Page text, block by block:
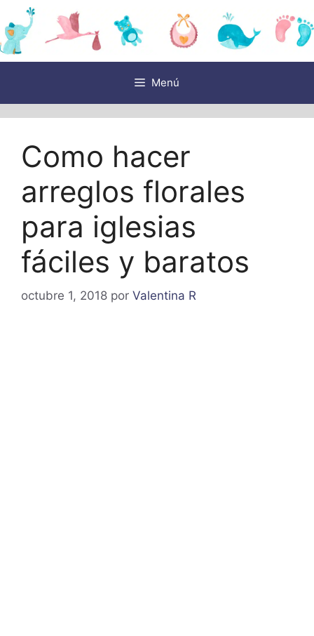
Saltar
al
contenido
Menú
Como hacer
arreglos florales
para iglesias
fáciles y baratos
octubre 1, 2018 por Valentina R